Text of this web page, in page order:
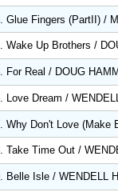
Glue Fingers (PartII) /
Wake Up Brothers /
For Real / DOUG
Love Dream /
Why Don't Love (Make
Take Time Out /
Belle Isle / WENDELL